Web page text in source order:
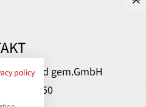
Bielefeld gem.GmbH
Str. 50
policy